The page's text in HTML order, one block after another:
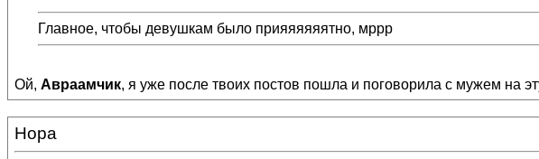
Главное, чтобы девушкам было прияяяяяятно, мррр
Ой, Авраамчик, я уже после твоих постов пошла и поговорила с мужем на
Нора